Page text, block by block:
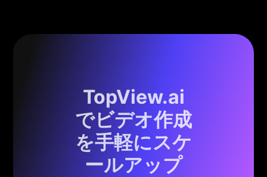
TopView.ai
でビデオ作成
を手軽にスケ
ールアップ